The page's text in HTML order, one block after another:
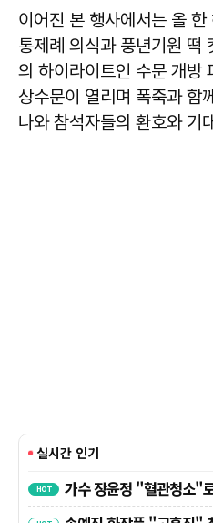
이어진 본 행사에서는 올
통제례 의식과 풍년기원 떡
의 하이라이트인 수문 개방
상수문이 열리며 폭죽과 함
나와 참석자들의 환호와 기